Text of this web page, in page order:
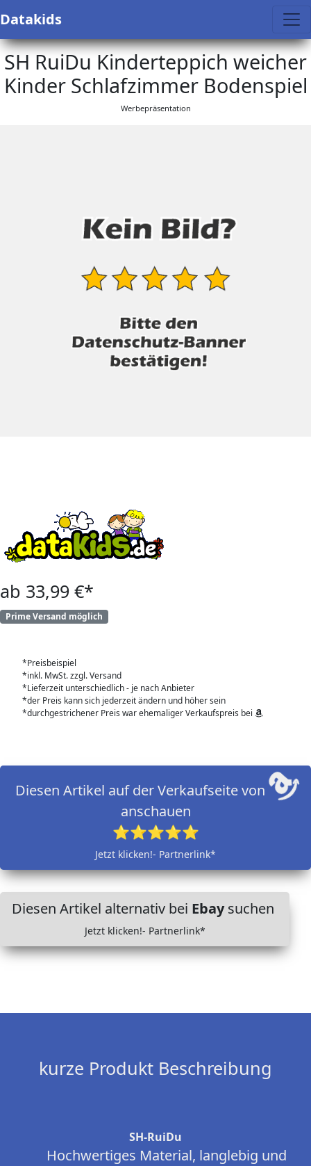
Datakids
SH RuiDu Kinderteppich weicher
Kinder Schlafzimmer Bodenspiel
Werbepräsentation
ab 33,99 €*
Prime Versand möglich
*Preisbeispiel
*inkl. MwSt. zzgl. Versand
*Lieferzeit unterschiedlich - je nach Anbieter
*der Preis kann sich jederzeit ändern und höher sein
*durchgestrichener Preis war ehemaliger Verkaufspreis bei
Diesen Artikel auf der Verkaufseite von
anschauen
⭐⭐⭐⭐⭐
Jetzt klicken!- Partnerlink*
Diesen Artikel alternativ bei Ebaysuchen
Jetzt klicken!- Partnerlink*
kurze Produkt Beschreibung
SH-RuiDu
Hochwertiges Material, langlebig und